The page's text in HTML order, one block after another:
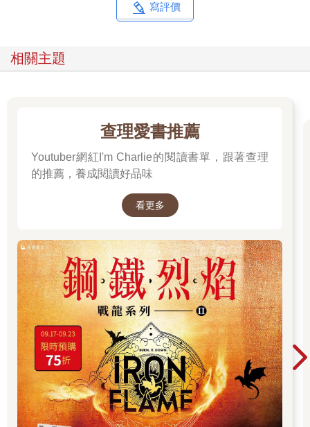
寫評價
相關主題
查理愛書推薦
Youtuber網紅I'm Charlie的閱讀書單，跟著查理
的推薦，養成閱讀好品味
看更多